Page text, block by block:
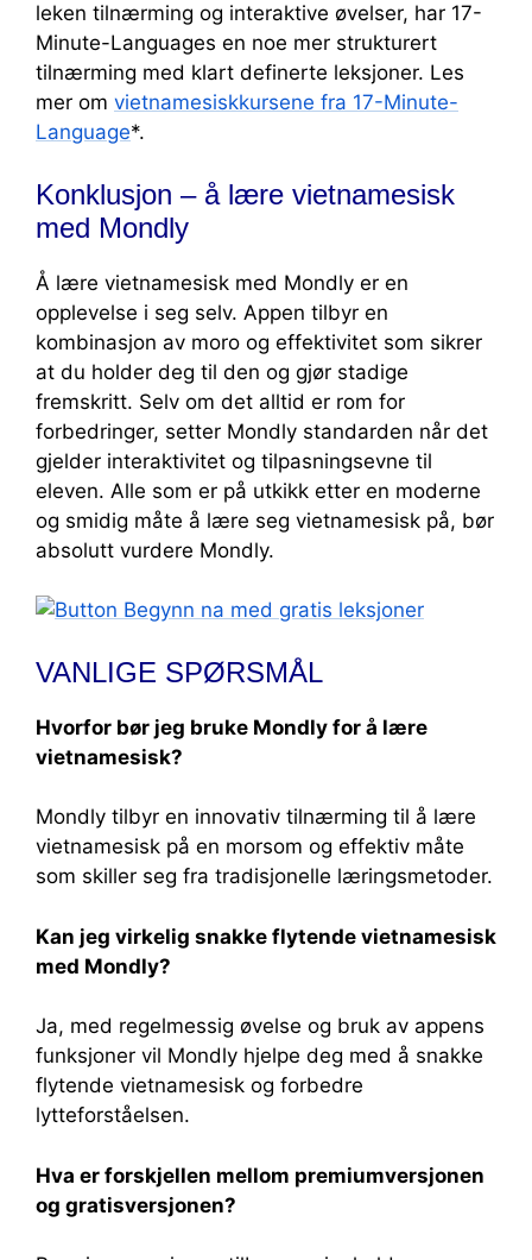
leken tilnærming og interaktive øvelser, har 17-
Minute-Languages en noe mer strukturert
tilnærming med klart definerte leksjoner. Les
mer om vietnamesiskkursene fra 17-Minute-
Language*.
Konklusjon – å lære vietnamesisk
med Mondly
Å lære vietnamesisk med Mondly er en
opplevelse i seg selv. Appen tilbyr en
kombinasjon av moro og effektivitet som sikrer
at du holder deg til den og gjør stadige
fremskritt. Selv om det alltid er rom for
forbedringer, setter Mondly standarden når det
gjelder interaktivitet og tilpasningsevne til
eleven. Alle som er på utkikk etter en moderne
og smidig måte å lære seg vietnamesisk på, bør
absolutt vurdere Mondly.
VANLIGE SPØRSMÅL
Hvorfor bør jeg bruke Mondly for å lære
vietnamesisk?
Mondly tilbyr en innovativ tilnærming til å lære
vietnamesisk på en morsom og effektiv måte
som skiller seg fra tradisjonelle læringsmetoder.
Kan jeg virkelig snakke flytende vietnamesisk
med Mondly?
Ja, med regelmessig øvelse og bruk av appens
funksjoner vil Mondly hjelpe deg med å snakke
flytende vietnamesisk og forbedre
lytteforståelsen.
Hva er forskjellen mellom premiumversjonen
og gratisversjonen?